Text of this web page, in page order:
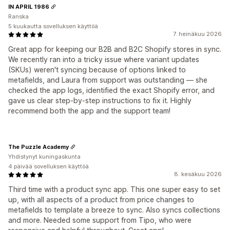
7. heinäkuu 2026
Great app for keeping our B2B and B2C Shopify stores in sync.
We recently ran into a tricky issue where variant updates
(SKUs) weren't syncing because of options linked to
metafields, and Laura from support was outstanding — she
checked the app logs, identified the exact Shopify error, and
gave us clear step-by-step instructions to fix it. Highly
recommend both the app and the support team!
IN APRIL 1986
Ranska
5 kuukautta sovelluksen käyttöä
8. kesäkuu 2026
Third time with a product sync app. This one super easy to set
up, with all aspects of a product from price changes to
metafields to template a breeze to sync. Also syncs collections
and more. Needed some support from Tipo, who were
The Puzzle Academy
Yhdistynyt kuningaskunta
4 päivää sovelluksen käyttöä